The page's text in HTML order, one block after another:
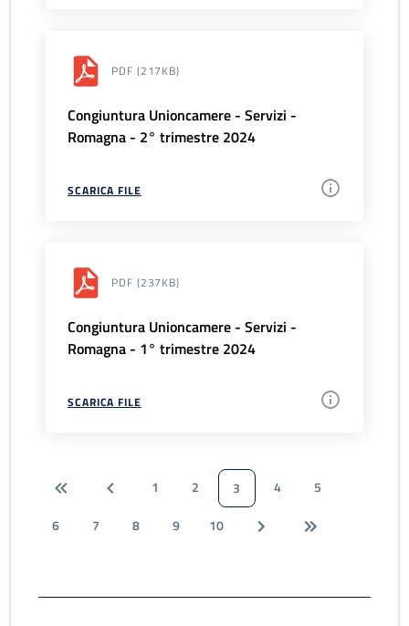
PDF (217KB)
Congiuntura Unioncamere - Servizi -
Romagna - 2° trimestre 2024
SCARICA FILE
PDF (237KB)
Congiuntura Unioncamere - Servizi -
Romagna - 1° trimestre 2024
SCARICA FILE
1 2 3 4
5
6
7 8 9 10